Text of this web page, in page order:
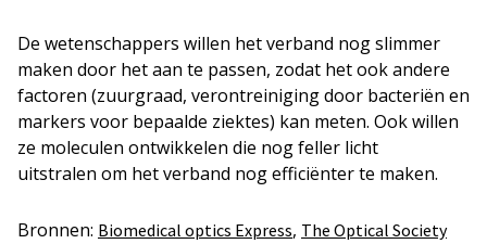
De wetenschappers willen het verband nog slimmer
maken door het aan te passen, zodat het ook andere
factoren (zuurgraad, verontreiniging door bacteriën en
markers voor bepaalde ziektes) kan meten. Ook willen
ze moleculen ontwikkelen die nog feller licht
uitstralen om het verband nog efficiënter te maken.
Bronnen: Biomedical optics Express, The Optical Society